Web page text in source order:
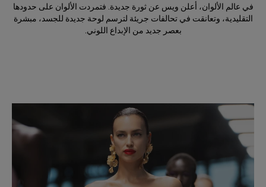
في عالم الألوان، أعلن ويس عن ثورة جديدة. فتمردت الألوان على حدودها
التقليدية، وتعانقت في تحالفات جريئة لترسم لوحة جديدة للجسد، مبشرة
بعصر جديد من الإبداع اللوني.
Slide 1 of 2